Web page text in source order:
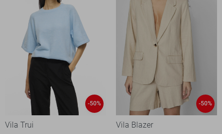
-50%
Vila Trui
-50%
Vila Blazer